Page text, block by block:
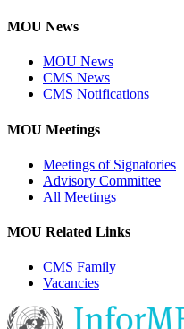
MOU News
MOU News
CMS News
CMS Notifications
MOU Meetings
Meetings of Signatories
Advisory Committee
All Meetings
MOU Related Links
CMS Family
Vacancies